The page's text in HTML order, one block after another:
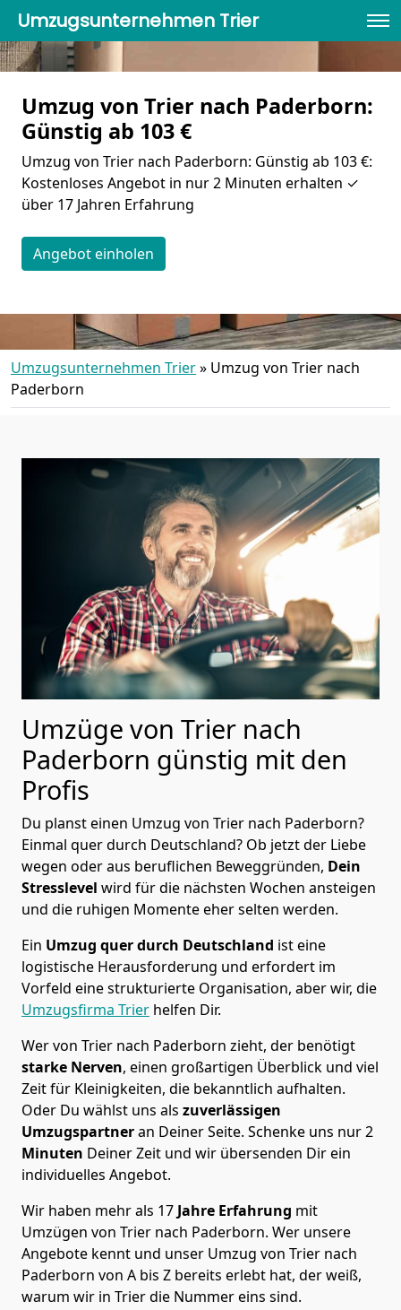
Umzugsunternehmen Trier
Umzug von Trier nach Paderborn:
Günstig ab 103 €
Umzug von Trier nach Paderborn: Günstig ab 103 €:
Kostenloses Angebot in nur 2 Minuten erhalten ✓
über 17 Jahren Erfahrung
Angebot einholen
Umzugsunternehmen Trier» Umzug von Trier nach
Paderborn
Umzüge von Trier nach
Paderborn günstig mit den
Profis
Du planst einen Umzug von Trier nach Paderborn?
Einmal quer durch Deutschland? Ob jetzt der Liebe
wegen oder aus beruflichen Beweggründen, Dein
Stresslevel wird für die nächsten Wochen ansteigen
und die ruhigen Momente eher selten werden.
Ein Umzug quer durch Deutschland ist eine
logistische Herausforderung und erfordert im
Vorfeld eine strukturierte Organisation, aber wir, die
Umzugsfirma Trier helfen Dir.
Wer von Trier nach Paderborn zieht, der benötigt
starke Nerven, einen großartigen Überblick und viel
Zeit für Kleinigkeiten, die bekanntlich aufhalten.
Oder Du wählst uns als zuverlässigen
Umzugspartneran Deiner Seite. Schenke uns nur2
Minuten Deiner Zeit und wir übersenden Dir ein
individuelles Angebot.
Wir haben mehr als 17 Jahre Erfahrung mit
Umzügen von Trier nach Paderborn. Wer unsere
Angebote kennt und unser Umzug von Trier nach
Paderborn von A bis Z bereits erlebt hat, der weiß,
warum wir in Trier die Nummer eins sind.